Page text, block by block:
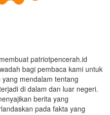
patriotpencerah.id
bagi pembaca kami untuk
mendalam tentang
di dalam dan luar negeri.
berita yang
pada fakta yang